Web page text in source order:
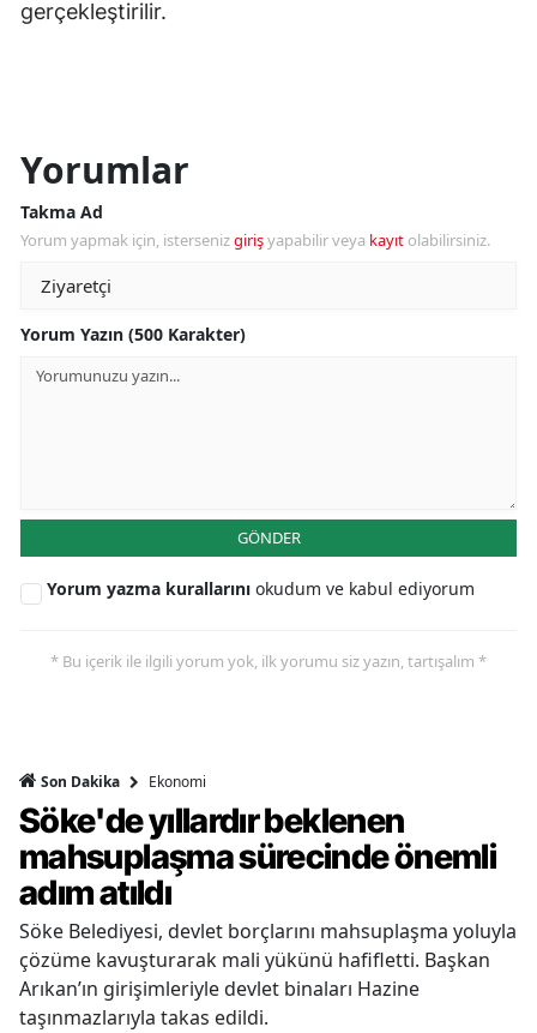
gerçekleştirilir.
Yorumlar
Takma Ad
Yorum yapmak için, istersenizgirişyapabilir veya kayıt olabilirsiniz.
Yorum Yazın (500 Karakter)
GÖNDER
Yorum yazma kurallarını okudum ve kabul ediyorum
* Bu içerik ile ilgili yorum yok, ilk yorumu siz yazın, tartışalım *
Son Dakika Ekonomi
Söke'de yıllardır beklenen
mahsuplaşma sürecinde önemli
adım atıldı
Söke Belediyesi, devlet borçlarını mahsuplaşma yoluyla
çözüme kavuşturarak mali yükünü hafifletti. Başkan
Arıkan’ın girişimleriyle devlet binaları Hazine
taşınmazlarıyla takas edildi.